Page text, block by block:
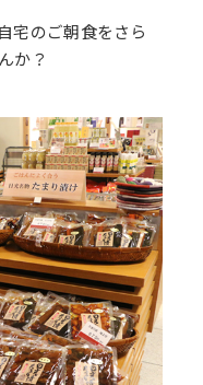
宅のご朝食をさら
か？